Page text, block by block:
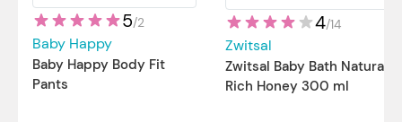
5/2
Baby Happy
Baby Happy Body Fit
Pants
4/14
Zwitsal
Zwitsal Baby Bath Natural
Rich Honey 300 ml